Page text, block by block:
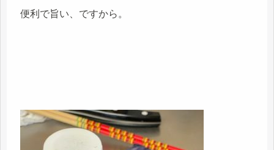
便利で旨い、ですから。